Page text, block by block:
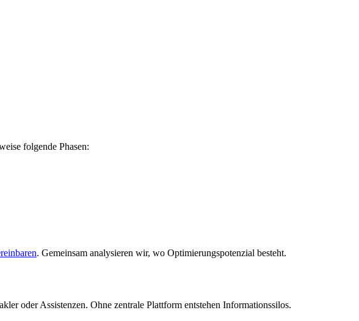
folgende Phasen:
. Gemeinsam analysieren wir, wo Optimierungspotenzial besteht.
oder Assistenzen. Ohne zentrale Plattform entstehen Informationssilos.